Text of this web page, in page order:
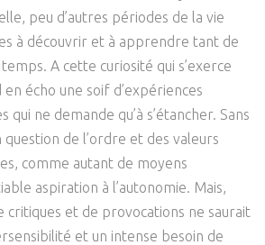
peu d’autres périodes de la vie
à découvrir et à apprendre tant de
A cette curiosité qui s’exerce
écho une soif d’expériences
qui ne demande qu’à s’étancher. Sans
de l’ordre et des valeurs
comme autant de moyens
aspiration à l’autonomie. Mais,
critiques et de provocations ne saurait
et un intense besoin de